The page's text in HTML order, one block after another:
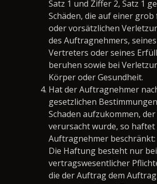
Satz 1 und Ziffer 2, Satz 1
Schäden, die auf einer
oder vorsätzlichen
des Auftragnehmers,
Vertreters oder seines
beruhen sowie bei
Körper oder Gesundheit.
Hat der Auftragnehmer
gesetzlichen
Schaden aufzukommen,
verursacht wurde, so haftet
Auftragnehmer beschränkt:
Die Haftung besteht nur
vertragswesentlicher
die der Auftrag dem